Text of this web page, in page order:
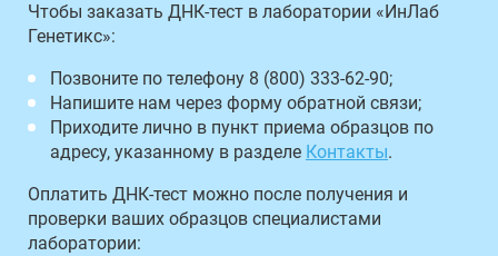
Чтобы заказать ДНК-тест в лаборатории «ИнЛаб
Генетикс»:
Позвоните по телефону 8 (800) 333-62-90;
Напишите нам через форму обратной связи;
Приходите лично в пункт приема образцов по
адресу, указанному в разделе Контакты.
Оплатить ДНК-тест можно после получения и
проверки ваших образцов специалистами
лаборатории: